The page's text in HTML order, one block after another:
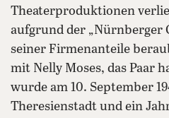
Theaterproduktionen
aufgrund der „Nürnberger
seiner Firmenanteile
mit Nelly Moses, das Paar
wurde am 10. September
Theresienstadt und ein